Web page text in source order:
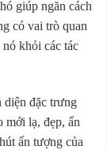
giúp ngăn cách
có vai trò quan
khỏi các tác
diện đặc trưng
mới lạ, đẹp, ấn
ấn tượng của